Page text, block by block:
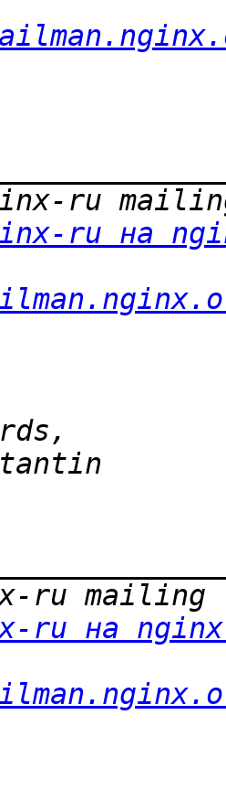
ru на
ru на